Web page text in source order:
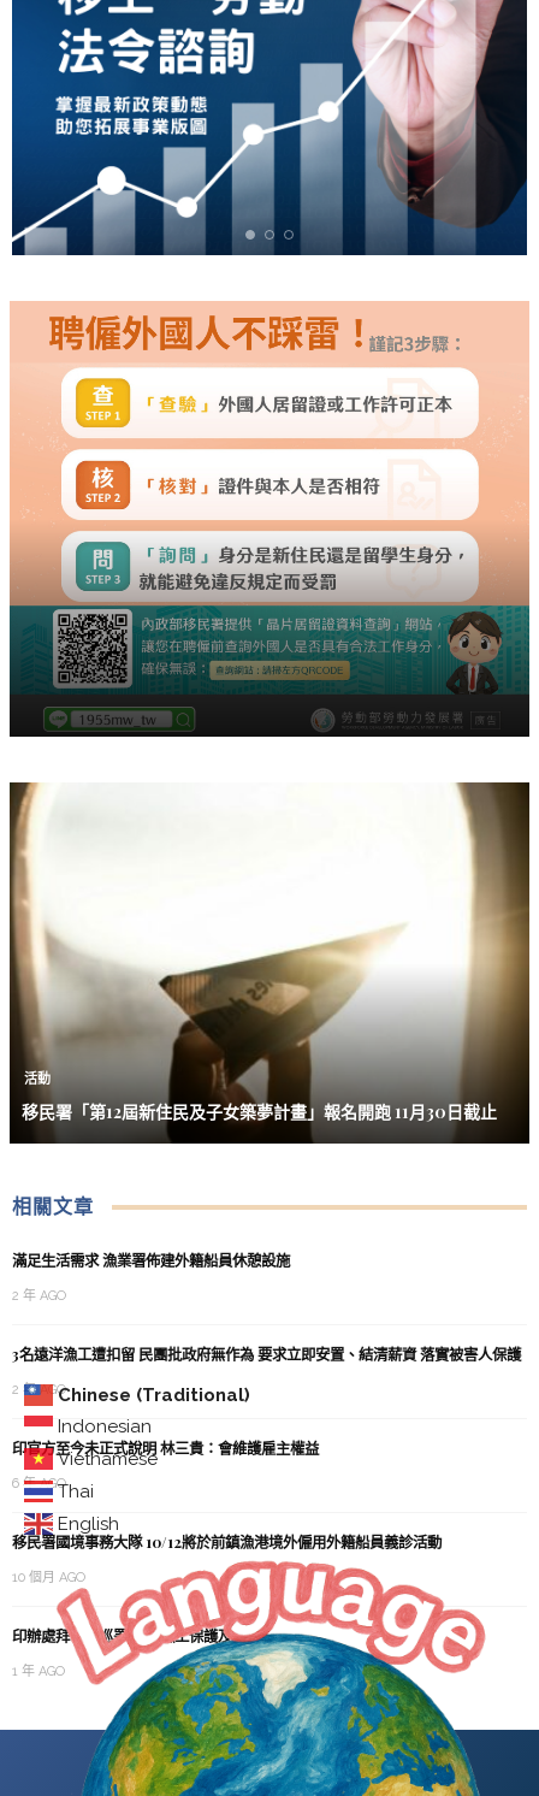
Chinese (Traditional)
Indonesian
Vietnamese
Thai
English
活動
移民署「第12屆新住民及子女築夢計畫」報名開跑 11月30日截止
相關文章
滿足生活需求 漁業署佈建外籍船員休憩設施
2 年 AGO
3名遠洋漁工遭扣留 民團批政府無作為 要求立即安置、結清薪資 落實被害人保護
2 年 AGO
印官方至今未正式說明 林三貴：會維護雇主權益
6 年 AGO
移民署國境事務大隊 10/12將於前鎮漁港境外僱用外籍船員義診活動
10 個月 AGO
印辦處拜會海巡署 討論漁工保護及合作
1 年 AGO